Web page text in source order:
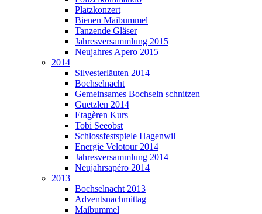
Platzkonzert
Bienen Maibummel
Tanzende Gläser
Jahresversammlung 2015
Neujahres Apero 2015
2014
Silvesterläuten 2014
Bochselnacht
Gemeinsames Bochseln schnitzen
Guetzlen 2014
Etagèren Kurs
Tobi Seeobst
Schlossfestspiele Hagenwil
Energie Velotour 2014
Jahresversammlung 2014
Neujahrsapéro 2014
2013
Bochselnacht 2013
Adventsnachmittag
Maibummel